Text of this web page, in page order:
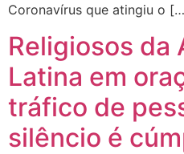
Coronavírus que atingiu o
Religiosos da
Latina em
tráfico de
silêncio é